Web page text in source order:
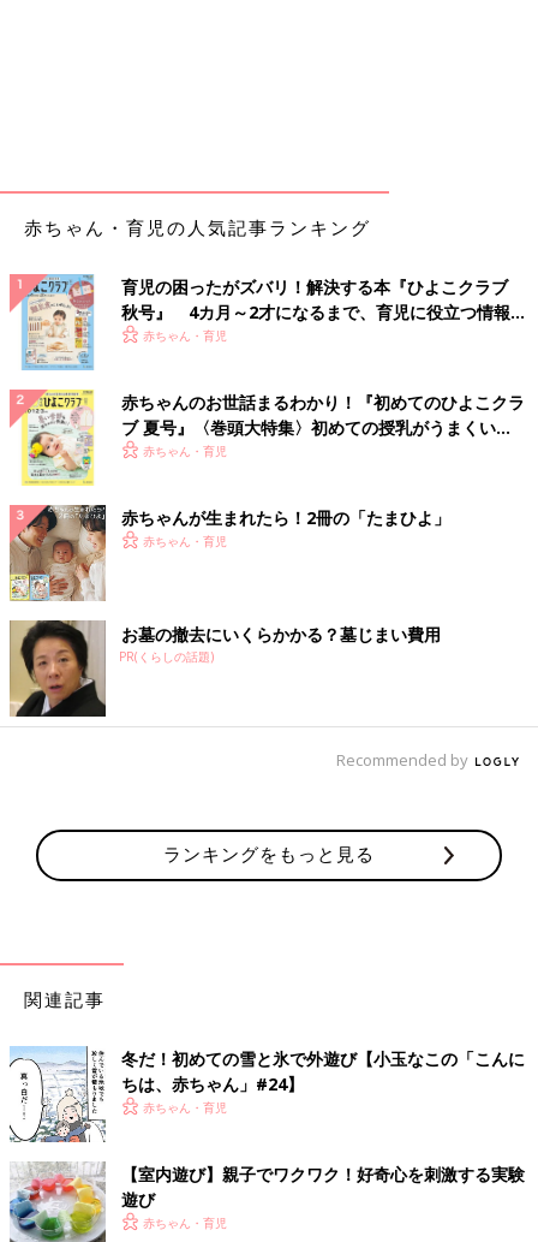
気象条件が整わない場合は、冷凍庫を使っても良いでしょう。
①植物の入った氷を作ろう
花や雑草、落ち葉、枝、どんぐりなどを拾って、水に入れてみま
しょう。毎日自然の中で見慣れたものが凍っている様は子どもの
好奇心をくすぐります。
②ビーズなどを凍らせてみよう
を凍らせると、可愛い氷が出来上がります。キラキラと宝物のよ
うに見えて、子どもたちのワクワクした気持ちを高めてくれま
す。
③色水氷を作ってみよう
絵の具や食紅を水に混ぜて作ると、色水氷ができます。色を混ぜ
赤ちゃん・育児の人気記事ランキング
育児の困ったがズバリ！解決する本『ひよこクラブ
秋号』 4カ月～2才になるまで、育児に役立つ情報が
いっぱい！
赤ちゃん・育児
赤ちゃんのお世話まるわかり！『初めてのひよこクラ
ブ 夏号』〈巻頭大特集〉初めての授乳がうまくい
く！ おっぱい・ミルクの基本と夏のトラブル 解決テ
赤ちゃん・育児
赤ちゃんが生まれたら！2冊の「たまひよ」
赤ちゃん・育児
お墓の撤去にいくらかかる？墓じまい費用
PR(くらしの話題)
Recommended by
ランキングをもっと見る
関連記事
冬だ！初めての雪と氷で外遊び【小玉なこの「こんに
ちは、赤ちゃん」#24】
赤ちゃん・育児
【室内遊び】親子でワクワク！好奇心を刺激する実験
遊び
赤ちゃん・育児